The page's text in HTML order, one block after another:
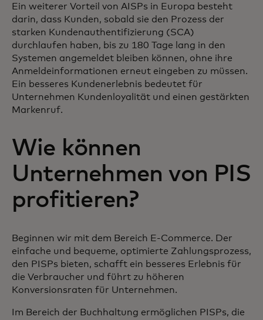
Ein weiterer Vorteil von AISPs in Europa besteht
darin, dass Kunden, sobald sie den Prozess der
starken Kundenauthentifizierung (SCA)
durchlaufen haben, bis zu 180 Tage lang in den
Systemen angemeldet bleiben können, ohne ihre
Anmeldeinformationen erneut eingeben zu müssen.
Ein besseres Kundenerlebnis bedeutet für
Unternehmen Kundenloyalität und einen gestärkten
Markenruf.
Wie können
Unternehmen von PIS
profitieren?
Beginnen wir mit dem Bereich E-Commerce. Der
einfache und bequeme, optimierte Zahlungsprozess,
den PISPs bieten, schafft ein besseres Erlebnis für
die Verbraucher und führt zu höheren
Konversionsraten für Unternehmen.
Im Bereich der Buchhaltung ermöglichen PISPs, die